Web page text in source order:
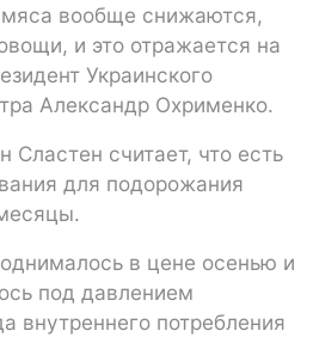
вообще снижаются,
и это отражается на
Украинского
Александр Охрименко.
считает, что есть
для подорожания
в цене осенью и
под давлением
внутреннего потребления